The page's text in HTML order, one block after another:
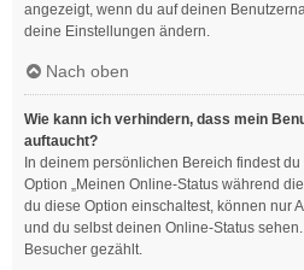
angezeigt, wenn du auf deinen
deine Einstellungen ändern.
Nach oben
Wie kann ich verhindern, dass mein
auftaucht?
In deinem persönlichen Bereich findest
Option „Meinen Online-Status während
du diese Option einschaltest, können nur
und du selbst deinen Online-Status
Besucher gezählt.